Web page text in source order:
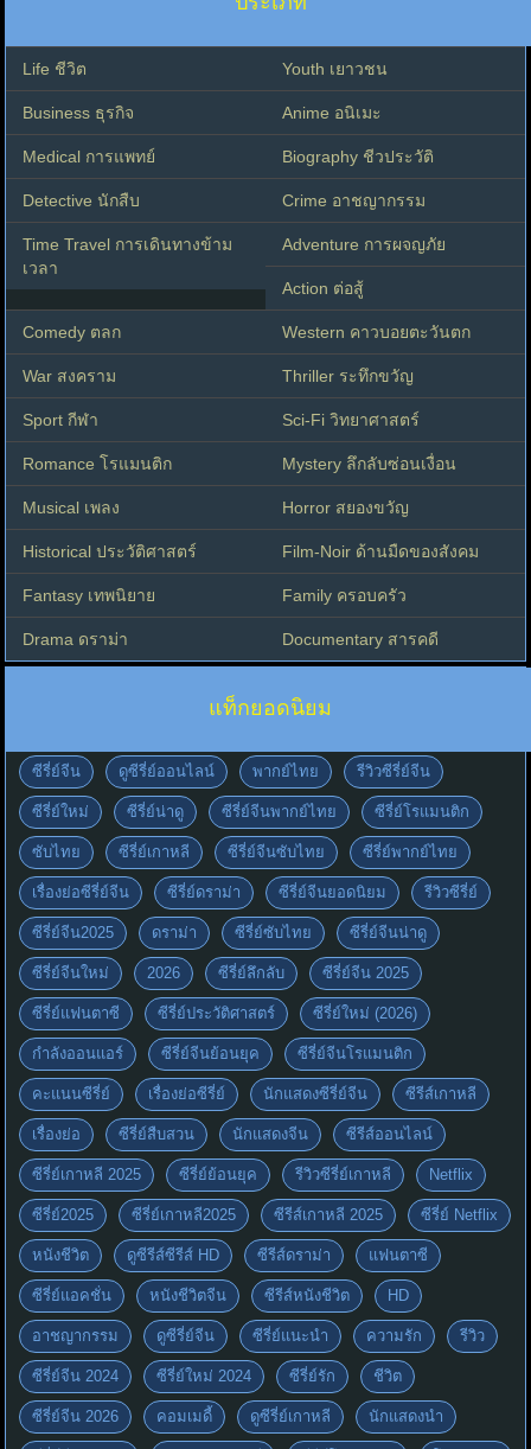
Life ชีวิต Youth เยาวชน
Business ธุรกิจ Anime อนิเมะ
Medical การแพทย์ Biography ชีวประวัติ
Detective นักสืบ Crime อาชญากรรม
Time Travel การเดินทางข้าม
เวลา
Adventure การผจญภัย
Action ต่อสู้
Comedy ตลก Western คาวบอยตะวันตก
War สงคราม Thriller ระทึกขวัญ
Sport กีฬา Sci-Fi วิทยาศาสตร์
Romance โรแมนติก Mystery ลึกลับซ่อนเงื่อน
Musical เพลง Horror สยองขวัญ
Historical ประวัติศาสตร์ Film-Noir ด้านมืดของสังคม
Fantasy เทพนิยาย Family ครอบครัว
Drama ดราม่า Documentary สารคดี
แท็กยอดนิยม
ซีรี่ย์จีน ดูซีรี่ย์ออนไลน์ พากย์ไทย รีวิวซีรี่ย์จีน
ซีรี่ย์ใหม่ ซีรี่ย์น่าดู ซีรี่ย์จีนพากย์ไทย ซีรี่ย์โรแมนติก
ซับไทย ซีรี่ย์เกาหลี ซีรี่ย์จีนซับไทย ซีรี่ย์พากย์ไทย
เรื่องย่อซีรี่ย์จีน ซีรี่ย์ดราม่า ซีรี่ย์จีนยอดนิยม รีวิวซีรี่ย์
ซีรี่ย์จีน2025 ดราม่า ซีรี่ย์ซับไทย ซีรี่ย์จีนน่าดู
ซีรี่ย์จีนใหม่ 2026 ซีรี่ย์ลึกลับ ซีรี่ย์จีน 2025
ซีรี่ย์แฟนตาซี ซีรี่ย์ประวัติศาสตร์ ซีรี่ย์ใหม่ (2026)
กำลังออนแอร์ ซีรี่ย์จีนย้อนยุค ซีรี่ย์จีนโรแมนติก
คะแนนซีรี่ย์ เรื่องย่อซีรี่ย์ นักแสดงซีรี่ย์จีน ซีรีส์เกาหลี
เรื่องย่อ ซีรี่ย์สืบสวน นักแสดงจีน ซีรีส์ออนไลน์
ซีรี่ย์เกาหลี 2025 ซีรี่ย์ย้อนยุค รีวิวซีรี่ย์เกาหลี Netflix
ซีรี่ย์2025 ซีรี่ย์เกาหลี2025 ซีรีส์เกาหลี 2025 ซีรี่ย์ Netflix
หนังชีวิต ดูซีรีส์ซีรีส์ HD ซีรีส์ดราม่า แฟนตาซี
ซีรี่ย์แอคชั่น หนังชีวิตจีน ซีรีส์หนังชีวิต HD
อาชญากรรม ดูซีรี่ย์จีน ซีรี่ย์แนะนำ ความรัก รีวิว
ซีรี่ย์จีน 2024 ซีรี่ย์ใหม่ 2024 ซีรี่ย์รัก ชีวิต
ซีรี่ย์จีน 2026 คอมเมดี้ ดูซีรี่ย์เกาหลี นักแสดงนำ